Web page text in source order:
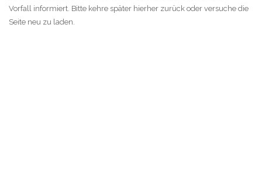
Vorfall informiert. Bitte kehre später hierher zurück oder versuche die
Seite neu zu laden.